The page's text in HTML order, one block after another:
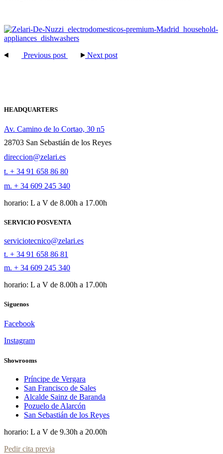
Previous post Next post
HEADQUARTERS
Av. Camino de lo Cortao, 30 n5
28703 San Sebastián de los Reyes
direccion@zelari.es
t. + 34 91 658 86 80
m. + 34 609 245 340
horario: L a V de 8.00h a 17.00h
SERVICIO POSVENTA
serviciotecnico@zelari.es
t. + 34 91 658 86 81
m. + 34 609 245 340
horario: L a V de 8.00h a 17.00h
Siguenos
Facebook
Instagram
Showrooms
Príncipe de Vergara
San Francisco de Sales
Alcalde Sainz de Baranda
Pozuelo de Alarcón
San Sebastián de los Reyes
horario: L a V de 9.30h a 20.00h
Pedir cita previa